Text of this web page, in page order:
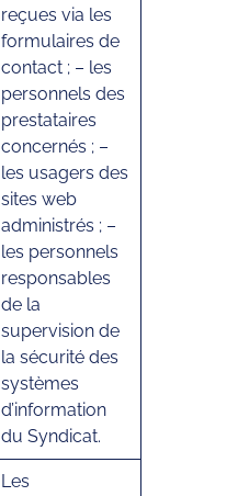
reçues via les
formulaires de
contact ; – les
personnels des
prestataires
concernés ; –
les usagers des
sites web
administrés ; –
les personnels
responsables
de la
supervision de
la sécurité des
systèmes
d’information
du Syndicat.
Les